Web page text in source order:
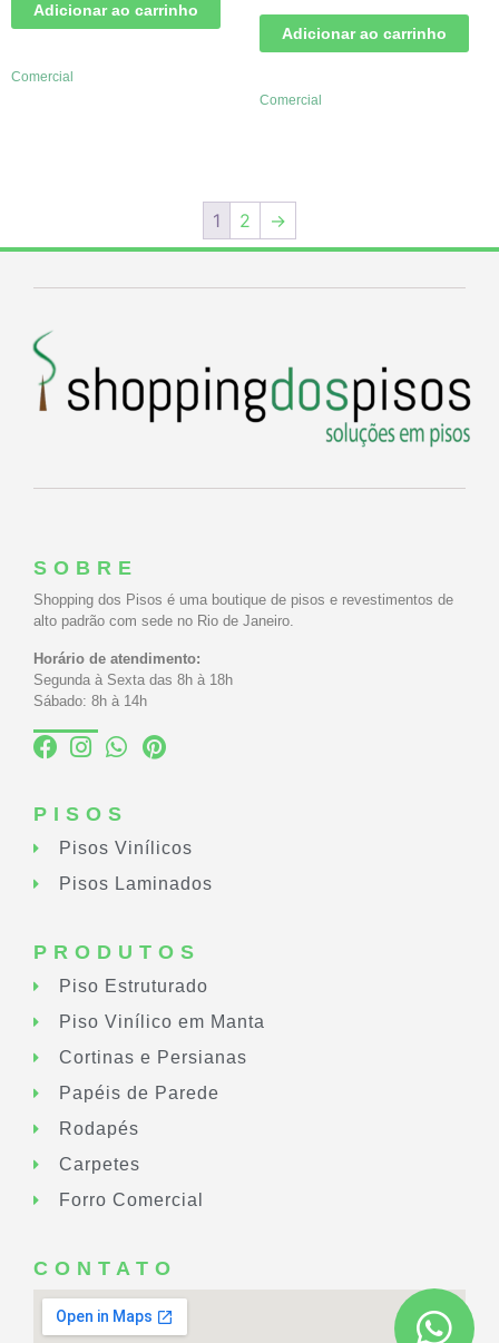
Adicionar ao carrinho
Comercial
Adicionar ao carrinho
Comercial
1 2 →
SOBRE
Shopping dos Pisos é uma boutique de pisos e revestimentos de
alto padrão com sede no Rio de Janeiro.
Horário de atendimento:
Segunda à Sexta das 8h à 18h
Sábado: 8h à 14h
PISOS
Pisos Vinílicos
Pisos Laminados
PRODUTOS
Piso Estruturado
Piso Vinílico em Manta
Cortinas e Persianas
Papéis de Parede
Rodapés
Carpetes
Forro Comercial
CONTATO